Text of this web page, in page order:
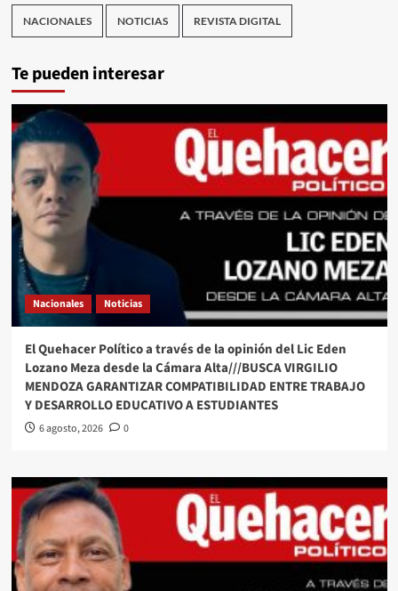
NACIONALES NOTICIAS REVISTA DIGITAL
Te pueden interesar
Nacionales Noticias
El Quehacer Político a través de la opinión del Lic Eden
Lozano Meza desde la Cámara Alta///BUSCA VIRGILIO
MENDOZA GARANTIZAR COMPATIBILIDAD ENTRE TRABAJO
Y DESARROLLO EDUCATIVO A ESTUDIANTES
6 agosto, 2026 0